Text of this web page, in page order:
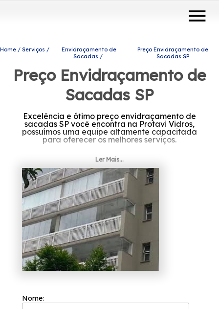
menu
Home Serviços
Envidraçamento de
Sacadas
Preço Envidraçamento de
Sacadas SP
Preço Envidraçamento de
Sacadas SP
Excelência e ótimo preço envidraçamento de
sacadas SP você encontra na Protavi Vidros,
possuímos uma equipe altamente capacitada
para oferecer os melhores serviços.
Além disso, priorizamos a satisfação de todos
os que confiam em nosso potencial, seriedade
e profissionalismo.
Ler Mais...
Nome: